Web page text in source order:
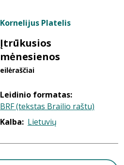
Kornelijus Platelis
Įtrūkusios
mėnesienos
eilėraščiai
Leidinio formatas:
BRF (tekstas Brailio raštu)
Kalba: Lietuvių